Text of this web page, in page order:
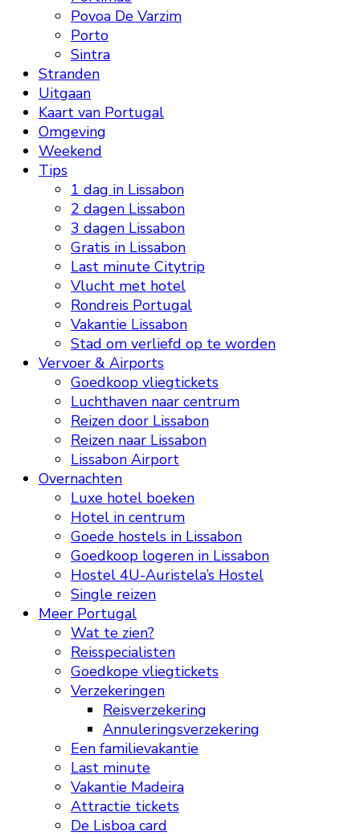
Povoa De Varzim
Porto
Sintra
Stranden
Uitgaan
Kaart van Portugal
Omgeving
Weekend
Tips
1 dag in Lissabon
2 dagen Lissabon
3 dagen Lissabon
Gratis in Lissabon
Last minute Citytrip
Vlucht met hotel
Rondreis Portugal
Vakantie Lissabon
Stad om verliefd op te worden
Vervoer & Airports
Goedkoop vliegtickets
Luchthaven naar centrum
Reizen door Lissabon
Reizen naar Lissabon
Lissabon Airport
Overnachten
Luxe hotel boeken
Hotel in centrum
Goede hostels in Lissabon
Goedkoop logeren in Lissabon
Hostel 4U-Auristela’s Hostel
Single reizen
Meer Portugal
Wat te zien?
Reisspecialisten
Goedkope vliegtickets
Verzekeringen
Reisverzekering
Annuleringsverzekering
Een familievakantie
Last minute
Vakantie Madeira
Attractie tickets
De Lisboa card